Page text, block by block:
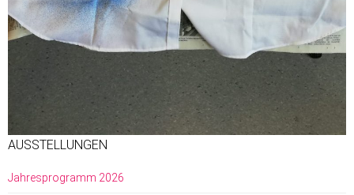
AUSSTELLUNGEN
Jahresprogramm 2026